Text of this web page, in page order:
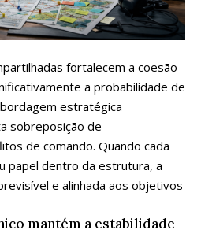
fortalecem a coesão
a probabilidade de
estratégica
sobreposição de
de comando. Quando cada
papel dentro da estrutura, a
e alinhada aos objetivos
mantém a estabilidade